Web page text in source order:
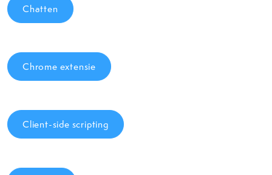
Chatten
Chrome extensie
Client-side scripting